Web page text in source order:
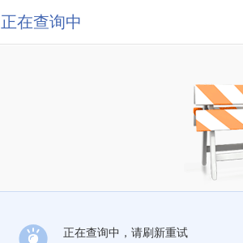
正在查询中
正在查询中，请刷新重试